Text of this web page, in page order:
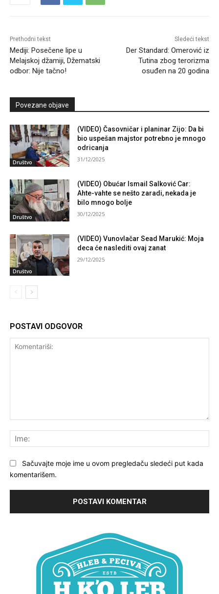
Prethodni tekst
Mediji: Posečene lipe u
Melajskoj džamiji, Džematski
odbor: Nije tačno!
Sledeći tekst
Der Standard: Omerović iz
Tutina zbog terorizma
osuđen na 20 godina
Povezane objave
Društvo
(VIDEO) Časovničar i planinar Zijo: Da bi
bio uspešan majstor potrebno je mnogo
odricanja
31/12/2025
Društvo
(VIDEO) Obućar Ismail Salković Car:
Ahte-vahte se nešto zaradi, nekada je
bilo mnogo bolje
30/12/2025
Društvo
(VIDEO) Vunovlačar Sead Marukić: Moja
deca će naslediti ovaj zanat
29/12/2025
POSTAVI ODGOVOR
Sačuvajte moje ime u ovom pregledaču sledeći put kada
komentarišem.